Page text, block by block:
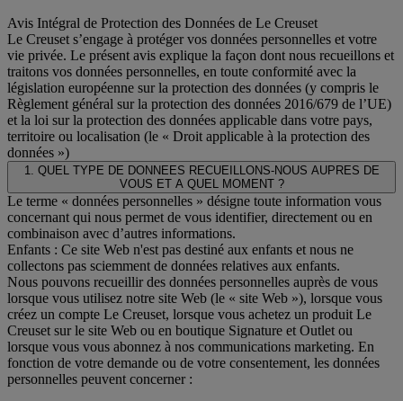
Avis Intégral de Protection des Données de Le Creuset
Le Creuset s’engage à protéger vos données personnelles et votre
vie privée. Le présent avis explique la façon dont nous recueillons et
traitons vos données personnelles, en toute conformité avec la
législation européenne sur la protection des données (y compris le
Règlement général sur la protection des données 2016/679 de l’UE)
et la loi sur la protection des données applicable dans votre pays,
territoire ou localisation (le « Droit applicable à la protection des
données »)
1. QUEL TYPE DE DONNEES RECUEILLONS-NOUS AUPRES DE
VOUS ET A QUEL MOMENT ?
Le terme « données personnelles » désigne toute information vous
concernant qui nous permet de vous identifier, directement ou en
combinaison avec d’autres informations.
Enfants : Ce site Web n'est pas destiné aux enfants et nous ne
collectons pas sciemment de données relatives aux enfants.
Nous pouvons recueillir des données personnelles auprès de vous
lorsque vous utilisez notre site Web (le « site Web »), lorsque vous
créez un compte Le Creuset, lorsque vous achetez un produit Le
Creuset sur le site Web ou en boutique Signature et Outlet ou
lorsque vous vous abonnez à nos communications marketing. En
fonction de votre demande ou de votre consentement, les données
personnelles peuvent concerner :